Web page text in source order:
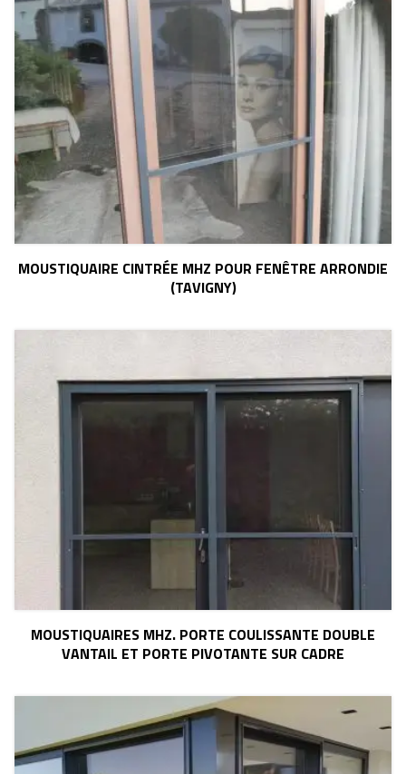
MOUSTIQUAIRE CINTRÉE MHZ POUR FENÊTRE ARRONDIE
(TAVIGNY)
MOUSTIQUAIRES MHZ. PORTE COULISSANTE DOUBLE
VANTAIL ET PORTE PIVOTANTE SUR CADRE